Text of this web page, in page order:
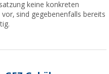
keine konkreten
sind gegebenenfalls bereits